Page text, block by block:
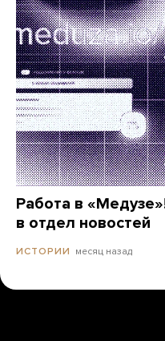
Работа в
в отдел новостей
ИСТОРИИ месяц назад